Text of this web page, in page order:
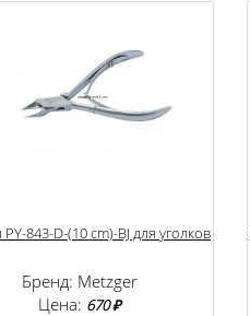
PY-843-D-(10 cm)-BJ для уголков
Бренд: Metzger
Цена: 670 ₽